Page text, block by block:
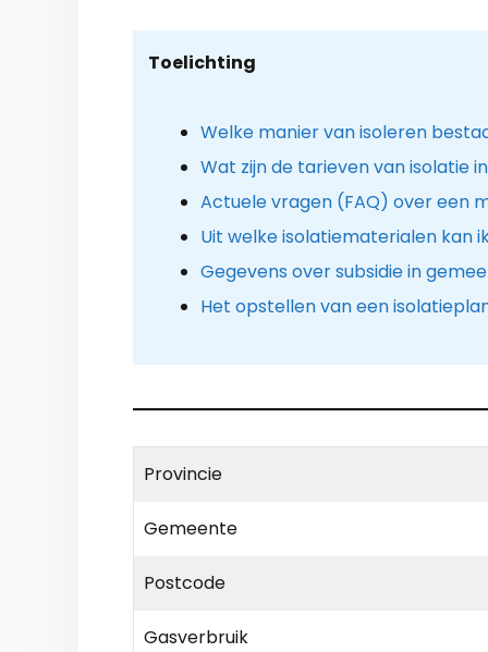
Toelichting
Welke manier van isoleren
Wat zijn de tarieven van isolatie
Actuele vragen (FAQ) over een
Uit welke isolatiematerialen kan
Gegevens over subsidie in
Het opstellen van een
Provincie
Gemeente
Postcode
Gasverbruik